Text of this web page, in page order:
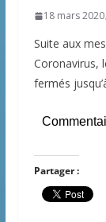
18 mars 2020
Suite aux
Coronavirus,
fermés
Partager :